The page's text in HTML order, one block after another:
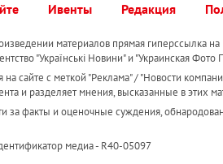
Ивенты Редакция
материалов прямая гиперссылка
"Українськi Новини" и "Украинская Фото
сайте с меткой "Реклама" / "Новости
и разделяет мнения, высказанные в этих
за факты и оценочные суждения,
медиа - R40-05097